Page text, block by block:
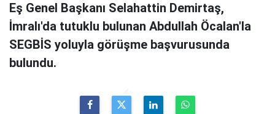
Eş Genel Başkanı Selahattin Demirtaş,
İmralı'da tutuklu bulunan Abdullah Öcalan'la
SEGBİS yoluyla görüşme başvurusunda
bulundu.